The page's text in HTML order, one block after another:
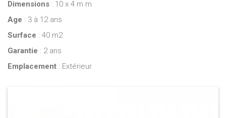
Dimensions : 10 x 4 m m
Age : 3 à 12 ans
Surface : 40 m2
Garantie : 2 ans
Emplacement : Extérieur